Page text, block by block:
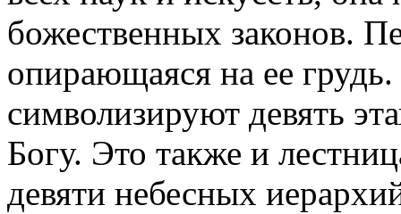
божественных законов.
опирающаяся на ее
символизируют девять
Богу. Это также и
девяти небесных